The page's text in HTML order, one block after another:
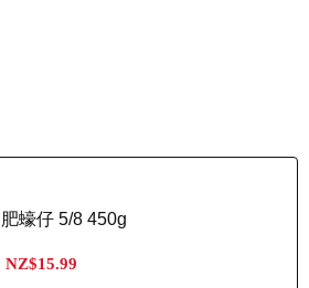
肥蠔仔 5/8 450g
NZ$15.99